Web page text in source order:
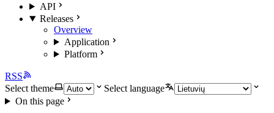
API
Releases
Overview
Application
Platform
RSS
Select theme
Select language
On this page